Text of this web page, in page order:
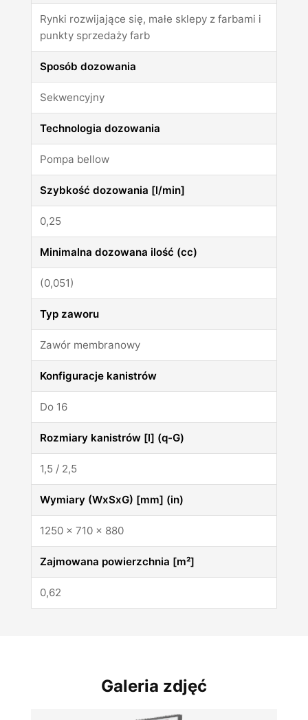
Rynki rozwijające się, małe sklepy z farbami i
punkty sprzedaży farb
Sposób dozowania
Sekwencyjny
Technologia dozowania
Pompa bellow
Szybkość dozowania [l/min]
0,25
Minimalna dozowana ilość (cc)
(0,051)
Typ zaworu
Zawór membranowy
Konfiguracje kanistrów
Do 16
Rozmiary kanistrów [l] (q-G)
1,5 / 2,5
Wymiary (WxSxG) [mm] (in)
1250 x 710 x 880
Zajmowana powierzchnia [m²]
0,62
Galeria zdjęć